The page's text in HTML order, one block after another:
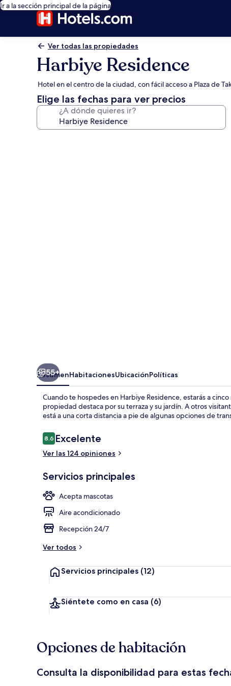
Ir a la sección principal de la página
Ver todas las propiedades
Harbiye Residence
Hotel en el centro de la ciudad, con fácil acceso a Plaza de
Elige las fechas para ver precios
¿A dónde quieres ir?
55+
ResumenHabitacionesUbicaciónPolíticas
Cuando te hospedes en Harbiye Residence, estarás a
propiedad destaca por su terraza y su jardín. A otros
está a una corta distancia a pie de algunas opciones de
Opiniones
8.68.6 de 10,
Excelente
Ver las 124 opiniones
Servicios principales
Acepta mascotas
Aire acondicionado
Recepción 24/7
Ver todos
Servicios principales (12)
Siéntete como en casa (6)
Opciones de habitación
Consulta la disponibilidad para estas